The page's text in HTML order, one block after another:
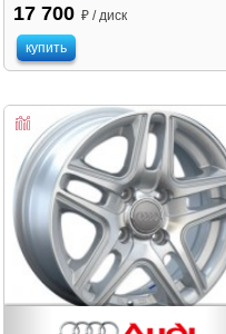
17 700 ₽ / диск
купить